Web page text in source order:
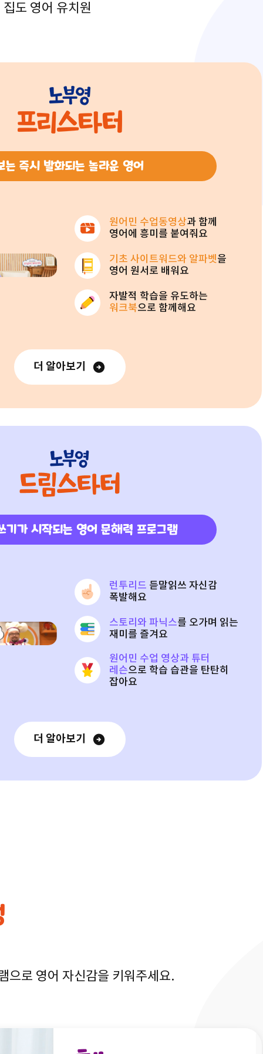
도 영어 유치원
는 즉시 발화되는 놀라운 영어
원어민 수업동영상과 함께
영어에 흥미를 붙여줘요
기초 사이트워드와 알파벳을
영어 원서로 배워요
자발적 학습을 유도하는
워크북으로 함께해요
더 알아보기
기가 시작되는 영어 문해력 프로그램
런투리드 듣말읽쓰 자신감
폭발해요
스토리와 파닉스를 오가며 읽는
재미를 즐겨요
원어민 수업 영상과 튜터
레슨으로 학습 습관을 탄탄히
잡아요
더 알아보기
으로 영어 자신감을 키워주세요.